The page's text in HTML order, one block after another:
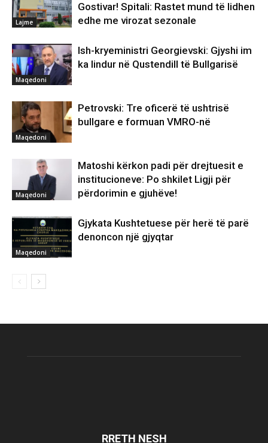
Lajme
Gostivar! Spitali: Rastet mund të lidhen
edhe me virozat sezonale
Maqedoni
Ish-kryeministri Georgievski: Gjyshi im
ka lindur në Qustendill të Bullgarisë
Maqedoni
Petrovski: Tre oficerë të ushtrisë
bullgare e formuan VMRO-në
Maqedoni
Matoshi kërkon padi për drejtuesit e
institucioneve: Po shkilet Ligji për
përdorimin e gjuhëve!
Maqedoni
Gjykata Kushtetuese për herë të parë
denoncon një gjyqtar
RRETH NESH